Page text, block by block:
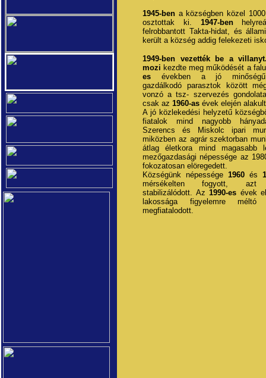
1945-ben a községben közel
osztottak ki. 1947-ben
felrobbantott Takta-hidat, és
került a község addig felekezeti
1949-ben vezették be a
mozi kezdte meg működését a
es években a jó minőségű
gazdálkodó parasztok között
vonzó a tsz- szervezés
csak az 1960-as évek elején
A jó közlekedési helyzetű
fiatalok mind nagyobb
Szerencs és Miskolc ipari
miközben az agrár szektorban
átlag életkora mind magasabb
mezőgazdasági népessége az
fokozatosan elöregedett.
Községünk népessége 1960 és
mérsékelten fogyott, azt
stabilizálódott. Az 1990-es évek
lakossága figyelemre méltó
megfiatalodott.